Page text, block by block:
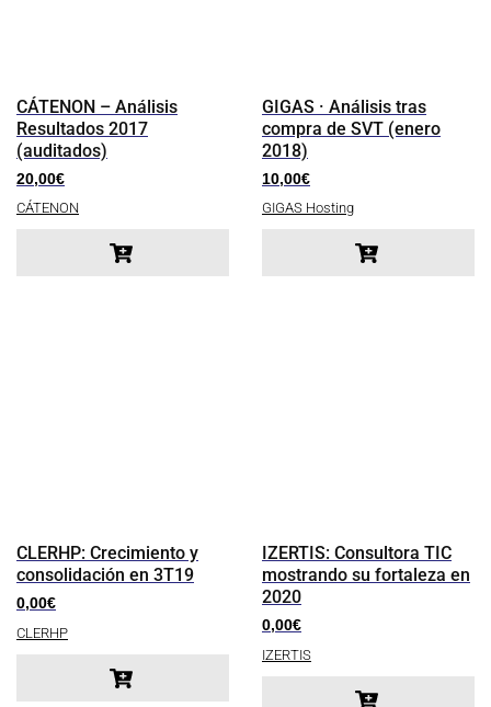
CÁTENON – Análisis
Resultados 2017
(auditados)
20,00€
CÁTENON
GIGAS · Análisis tras
compra de SVT (enero
2018)
10,00€
GIGAS Hosting
CLERHP: Crecimiento y
consolidación en 3T19
0,00€
CLERHP
IZERTIS: Consultora TIC
mostrando su fortaleza en
2020
0,00€
IZERTIS